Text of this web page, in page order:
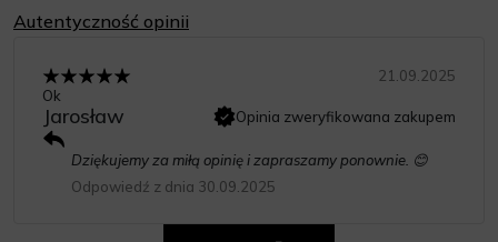
Autentyczność opinii
21.09.2025
Ok
Jarosław Opinia zweryfikowana zakupem
Dziękujemy za miłą opinię i zapraszamy ponownie. 😊
Odpowiedź z dnia 30.09.2025